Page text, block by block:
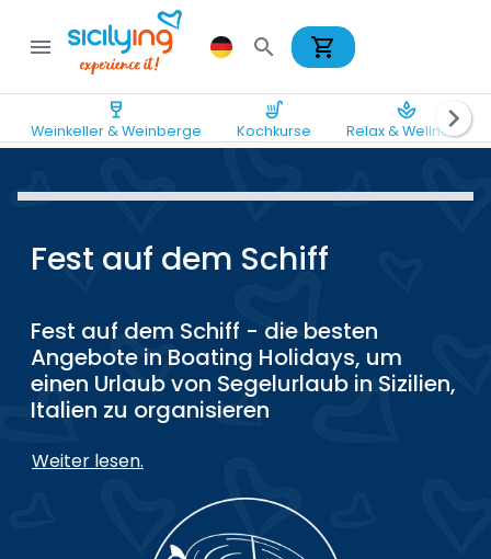
menu search shopping_cart
wine_bar
Weinkeller & Weinberge
soup_kitchen
Kochkurse
spa
Relax & Wellness
chevron_right
Fest auf dem Schiff
Fest auf dem Schiff - die besten
Angebote in Boating Holidays, um
einen Urlaub von Segelurlaub in Sizilien,
Italien zu organisieren
Weiter lesen.